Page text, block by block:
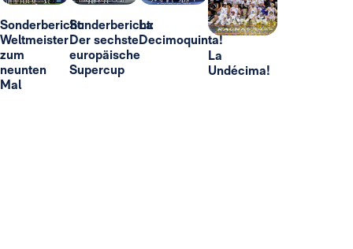
Sonderbericht:
Weltmeister
zum
neunten
Mal
Sonderbericht:
Der sechste
europäische
Supercup
La
Decimoquinta!
La
Undécima!